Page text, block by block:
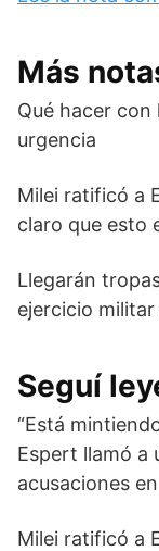
Más
Qué hacer
urgencia
Milei ratificó a
claro que esto
Llegarán
ejercicio
Seguí
“Está
Espert llamó a
acusaciones
Milei ratificó a